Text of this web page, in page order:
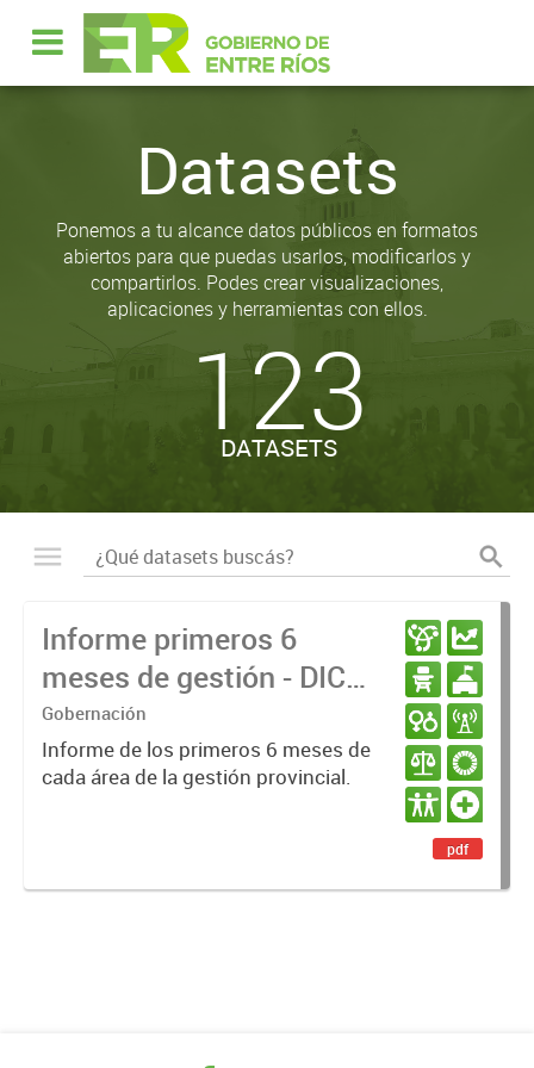
Datasets
Ponemos a tu alcance datos públicos en formatos
abiertos para que puedas usarlos, modificarlos y
compartirlos. Podes crear visualizaciones,
aplicaciones y herramientas con ellos.
123
DATASETS
Informe primeros 6
meses de gestión - DIC
23 / JUN 24
Gobernación
Informe de los primeros 6 meses de
cada área de la gestión provincial.
pdf